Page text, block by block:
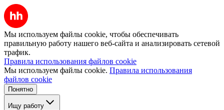
Мы используем файлы cookie, чтобы обеспечивать
правильную работу нашего веб-сайта и анализировать сетевой
трафик.
Правила использования файлов cookie
Мы используем файлы cookie. Правила использования
файлов cookie
Понятно
Ищу работу